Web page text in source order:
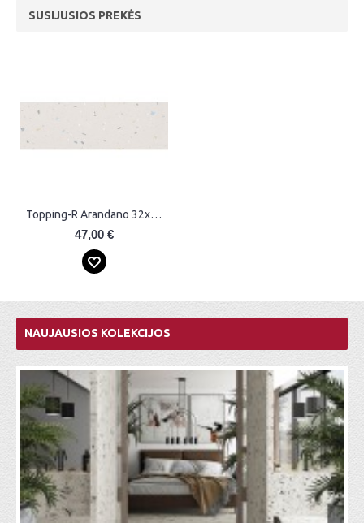
SUSIJUSIOS PREKĖS
Topping-R Arandano 32x99 Plytelės
47,00 €
NAUJAUSIOS KOLEKCIJOS